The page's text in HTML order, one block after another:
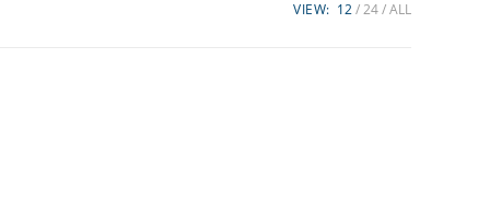
VIEW: 12 24 ALL